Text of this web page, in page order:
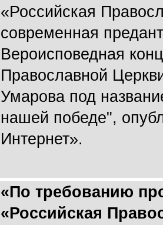
«Российская
современная
Вероисповедная
Православной
Умарова под
нашей победе",
Интернет».
«По требованию
«Российская